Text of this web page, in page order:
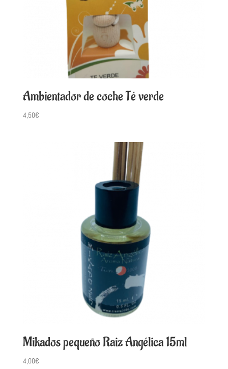
Ambientador de coche Té verde
4,50€
Mikados pequeño Raiz Angélica 15ml
4,00€